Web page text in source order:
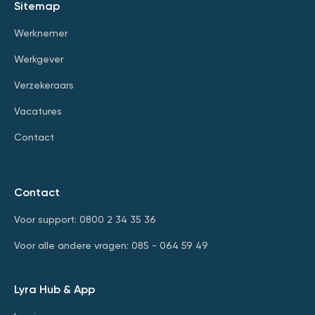
Sitemap
Werknemer
Werkgever
Verzekeraars
Vacatures
Contact
Contact
Voor support: 0800 2 34 35 36
Voor alle andere vragen: 085 - 064 59 49
Lyra Hub & App